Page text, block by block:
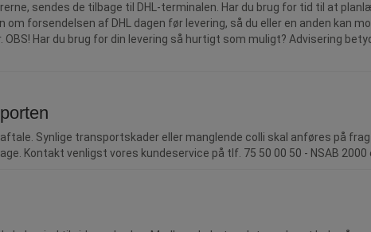
sendes de tilbage til DHL-terminalen. Har du brug for tid til at
forsendelsen af DHL dagen før levering, så du eller en anden kan
Har du brug for din levering så hurtigt som muligt? Advisering
Synlige transportskader eller manglende colli skal anføres på
Kontakt venligst vores kundeservice på tlf. 75 50 00 50 - NSAB